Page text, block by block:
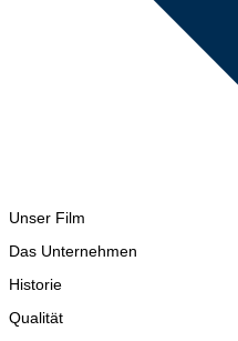
Unser Film
Das Unternehmen
Historie
Qualität